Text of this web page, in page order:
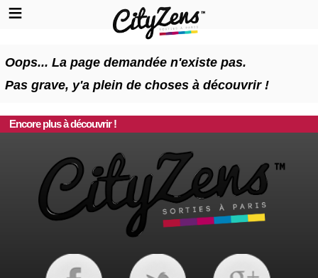
Oops... La page demandée n'existe pas.
Pas grave, y'a plein de choses à découvrir !
Encore plus à découvrir !